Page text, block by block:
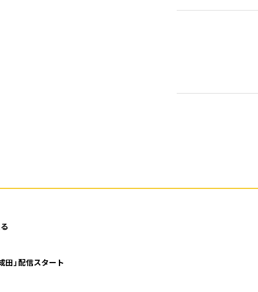
」配信スタート